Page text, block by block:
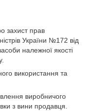
захист прав
України №172 від
належної якості
використання та
виробничого
з вини продавця.